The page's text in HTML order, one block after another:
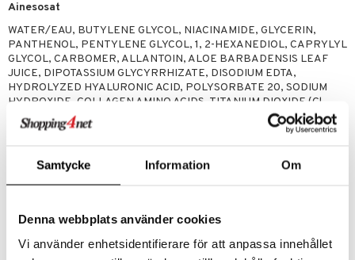
Samtycke Information Om
Denna webbplats använder cookies
Vi använder enhetsidentifierare för att anpassa innehållet
Ainesosat
WATER/EAU, BUTYLENE GLYCOL, NIACINAMIDE, GLYCERIN,
PANTHENOL, PENTYLENE GLYCOL, 1, 2-HEXANEDIOL, CAPRYLYL
GLYCOL, CARBOMER, ALLANTOIN, ALOE BARBADENSIS LEAF
JUICE, DIPOTASSIUM GLYCYRRHIZATE, DISODIUM EDTA,
HYDROLYZED HYALURONIC ACID, POLYSORBATE 20, SODIUM
HYDROXIDE, COLLAGEN AMINO ACIDS, TITANIUM DIOXIDE (Cl
77891), LEUCONOSTOC/RADISH ROOT FERMENT FILTRATE,
AGAR, CALCIUM ALGINATE, XANTHAN GUM, PHENOXYETHANOL,
TOCOPHERYL ACETATE, TROPOLONE, CHROMIUM HYDROXIDE
GREEN (Cl 77289)
Tuotenumero
CPH27-PJ-30-XX-XX
& Soujaus
& Ihonpuhdistus